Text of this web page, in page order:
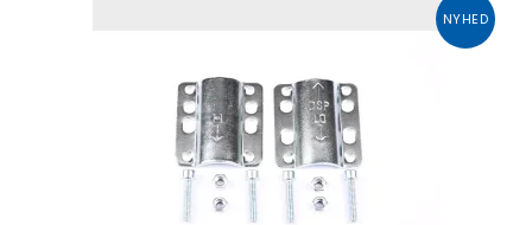
NYHED